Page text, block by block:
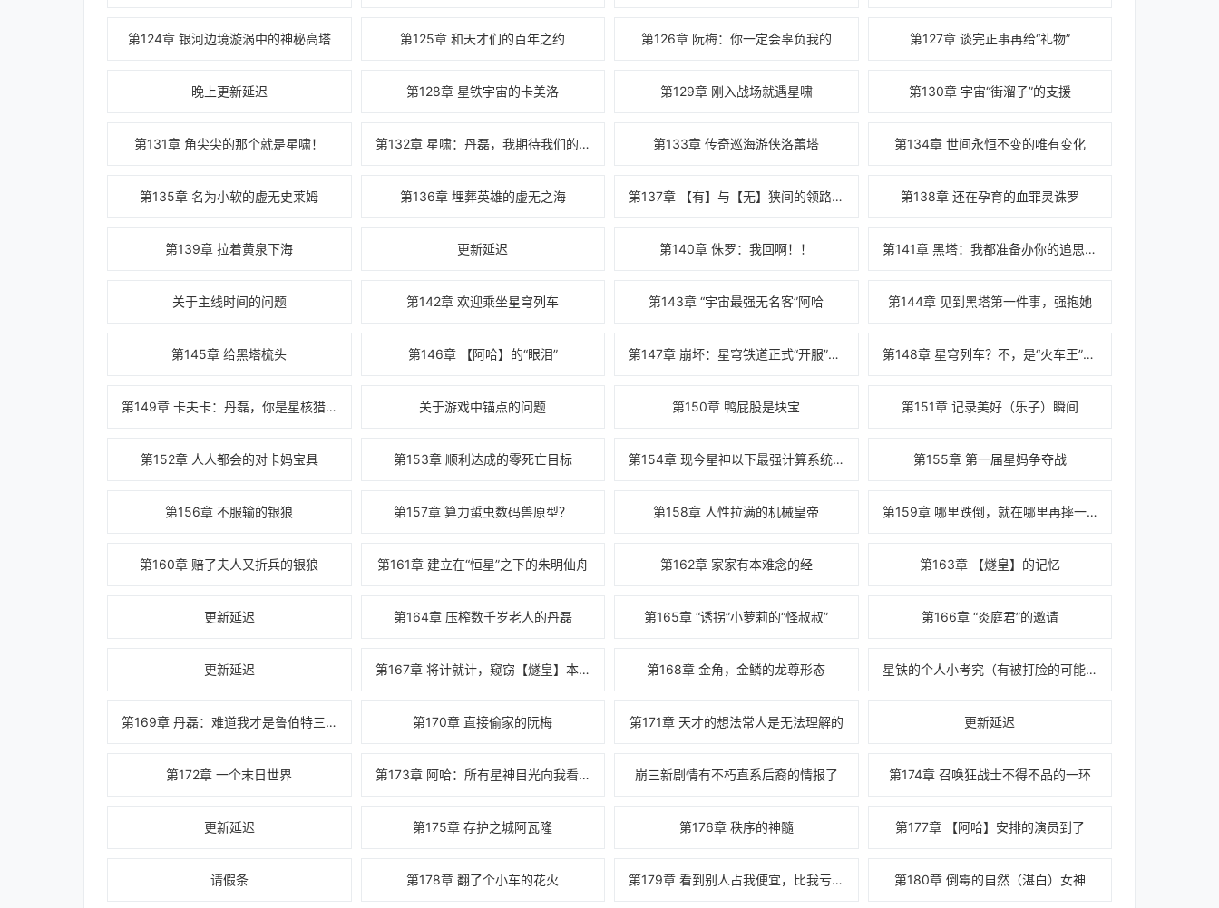
第124章 银河边境漩涡中的神秘高塔 第125章 和天才们的百年之约 第126章 阮梅：你一定会辜负我的 第127章 谈完正事再给“礼物”
晚上更新延迟 第128章 星铁宇宙的卡美洛 第129章 刚入战场就遇星啸 第130章 宇宙“街溜子”的支援
第131章 角尖尖的那个就是星啸！ 第132章 星啸：丹磊，我期待我们的下一场对 第133章 传奇巡海游侠洛蕾塔 第134章 世间永恒不变的唯有变化
第135章 名为小软的虚无史莱姆 第136章 埋葬英雄的虚无之海 第137章 【有】与【无】狭间的领路人，黄泉 第138章 还在孕育的血罪灵诛罗
第139章 拉着黄泉下海 更新延迟 第140章 侏罗：我回啊！！ 第141章 黑塔：我都准备办你的追思会了，你
关于主线时间的问题 第142章 欢迎乘坐星穹列车 第143章 “宇宙最强无名客”阿哈 第144章 见到黑塔第一件事，强抱她
第145章 给黑塔梳头 第146章 【阿哈】的“眼泪” 第147章 崩坏：星穹铁道正式“开服”了！ 第148章 星穹列车？不，是“火车王”！！
第149章 卡夫卡：丹磊，你是星核猎手的候补 关于游戏中锚点的问题 第150章 鸭屁股是块宝 第151章 记录美好（乐子）瞬间
第152章 人人都会的对卡妈宝具 第153章 顺利达成的零死亡目标 第154章 现今星神以下最强计算系统，模拟宇 第155章 第一届星妈争夺战
第156章 不服输的银狼 第157章 算力蜇虫数码兽原型？ 第158章 人性拉满的机械皇帝 第159章 哪里跌倒，就在哪里再摔一跤的银狼
第160章 赔了夫人又折兵的银狼 第161章 建立在“恒星”之下的朱明仙舟 第162章 家家有本难念的经 第163章 【燧皇】的记忆
更新延迟 第164章 压榨数千岁老人的丹磊 第165章 “诱拐”小萝莉的“怪叔叔” 第166章 “炎庭君”的邀请
更新延迟 第167章 将计就计，窥窃【燧皇】本源的丹磊 第168章 金角，金鳞的龙尊形态 星铁的个人小考究（有被打脸的可能）
第169章 丹磊：难道我才是鲁伯特三世？ 第170章 直接偷家的阮梅 第171章 天才的想法常人是无法理解的 更新延迟
第172章 一个末日世界 第173章 阿哈：所有星神目光向我看齐！！ 崩三新剧情有不朽直系后裔的情报了 第174章 召唤狂战士不得不品的一环
更新延迟 第175章 存护之城阿瓦隆 第176章 秩序的神髓 第177章 【阿哈】安排的演员到了
请假条 第178章 翻了个小车的花火 第179章 看到别人占我便宜，比我亏了还难受 第180章 倒霉的自然（湛白）女神